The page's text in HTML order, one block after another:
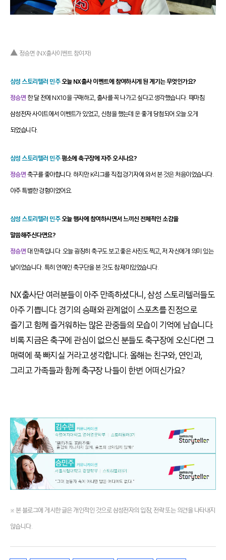
▲ 정승면 (NX출사이벤트 참여자)
삼성 스토리텔러 민주오늘 NX출사 이벤트에 참여하시게 된 계기는 무엇인가요?
정승면 한 달 전에 NX10을 구매하고, 출사를 꼭 나가고 싶다고 생각했습니다. 때마침
삼성전자 사이트에서 이벤트가 있었고, 신청을 했는데 운 좋게 당첨되어 오늘 오게
되었습니다.
삼성 스토리텔러 민주평소에 축구장에 자주 오시나요?
정승면축구를 좋아합니다. 하지만 K리그를 직접 경기자에 와서 본 것은 처음이었습니다.
아주 특별한 경험이었어요.
삼성 스토리텔러 민주오늘 행사에 참여하시면서 느끼신 전체적인 소감을
말씀해주신다면요?
정승면 대 만족입니다. 오늘 굉장히 축구도 보고 좋은 사진도 찍고, 저 자신에게 의미 있는
날이었습니다. 특히 연예인 축구단을 본 것도 참 재미있었습니다.
NX출사단 여러분들이 아주 만족하셨다니, 삼성 스토리텔러들도
아주 기쁩니다. 경기의 승패와 관계없이 스포츠를 진정으로
즐기고 함께 즐거워하는 많은 관중들의 모습이 기억에 남습니다.
비록 지금은 축구에 관심이 없으신 분들도 축구장에 오신다면 그
매력에 푹 빠지실 거라고 생각합니다. 올해는 친구와, 연인과,
그리고 가족들과 함께 축구장 나들이 한번 어떠신가요?
※ 본 블로그에 게시한 글은 개인적인 것으로 삼성전자의 입장, 전략 또는 의견을 나타내지
않습니다.